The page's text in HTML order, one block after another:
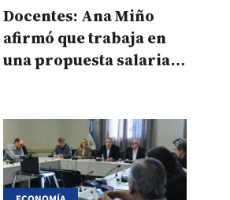
Docentes: Ana Miño
afirmó que trabaja en
una propuesta salarial